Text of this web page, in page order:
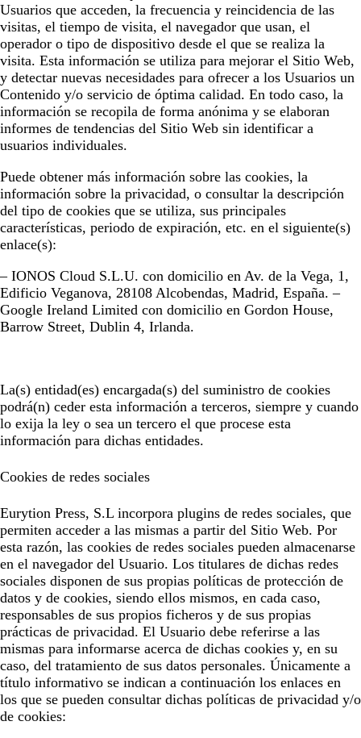
Usuarios que acceden, la frecuencia y reincidencia de las
visitas, el tiempo de visita, el navegador que usan, el
operador o tipo de dispositivo desde el que se realiza la
visita. Esta información se utiliza para mejorar el Sitio Web,
y detectar nuevas necesidades para ofrecer a los Usuarios un
Contenido y/o servicio de óptima calidad. En todo caso, la
información se recopila de forma anónima y se elaboran
informes de tendencias del Sitio Web sin identificar a
usuarios individuales.
Puede obtener más información sobre las cookies, la
información sobre la privacidad, o consultar la descripción
del tipo de cookies que se utiliza, sus principales
características, periodo de expiración, etc. en el siguiente(s)
enlace(s):
– IONOS Cloud S.L.U. con domicilio en Av. de la Vega, 1,
Edificio Veganova, 28108 Alcobendas, Madrid, España. –
Google Ireland Limited con domicilio en Gordon House,
Barrow Street, Dublin 4, Irlanda.
La(s) entidad(es) encargada(s) del suministro de cookies
podrá(n) ceder esta información a terceros, siempre y cuando
lo exija la ley o sea un tercero el que procese esta
información para dichas entidades.
Cookies de redes sociales
Eurytion Press, S.L incorpora plugins de redes sociales, que
permiten acceder a las mismas a partir del Sitio Web. Por
esta razón, las cookies de redes sociales pueden almacenarse
en el navegador del Usuario. Los titulares de dichas redes
sociales disponen de sus propias políticas de protección de
datos y de cookies, siendo ellos mismos, en cada caso,
responsables de sus propios ficheros y de sus propias
prácticas de privacidad. El Usuario debe referirse a las
mismas para informarse acerca de dichas cookies y, en su
caso, del tratamiento de sus datos personales. Únicamente a
título informativo se indican a continuación los enlaces en
los que se pueden consultar dichas políticas de privacidad y/o
de cookies: